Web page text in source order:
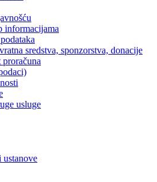
informacijama
sredstva, sponzorstva, donacije
proračuna
usluge
ustanove